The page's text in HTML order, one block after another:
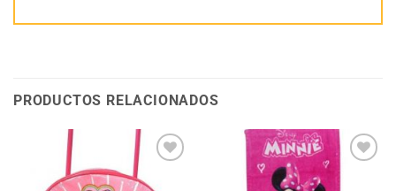
PRODUCTOS RELACIONADOS